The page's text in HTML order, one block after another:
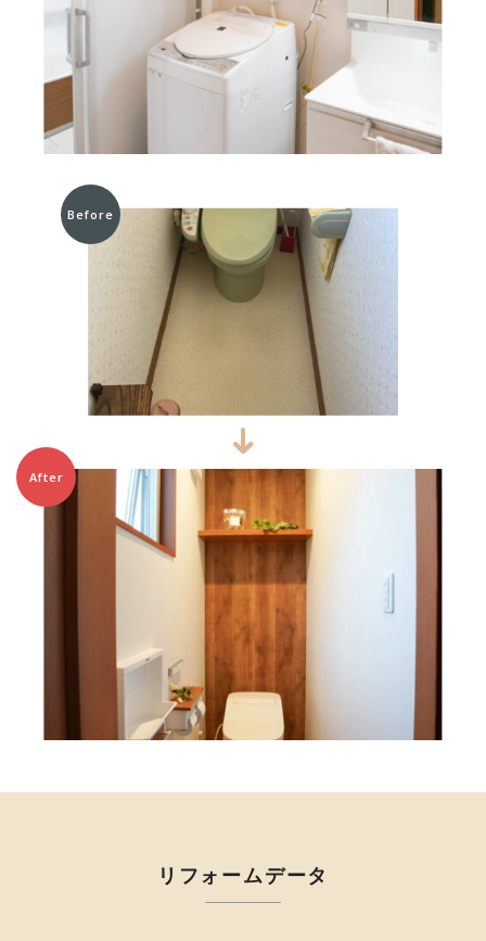
Before
After
リフォームデータ